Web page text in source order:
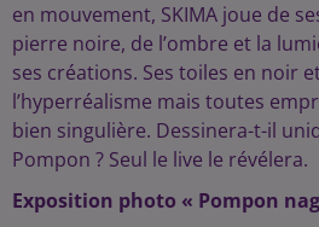
en mouvement, SKIMA joue de
pierre noire, de l’ombre et la
ses créations. Ses toiles en noir
l’hyperréalisme mais toutes
bien singulière. Dessinera-t-il
Pompon ? Seul le live le révélera.
Exposition photo « Pompon